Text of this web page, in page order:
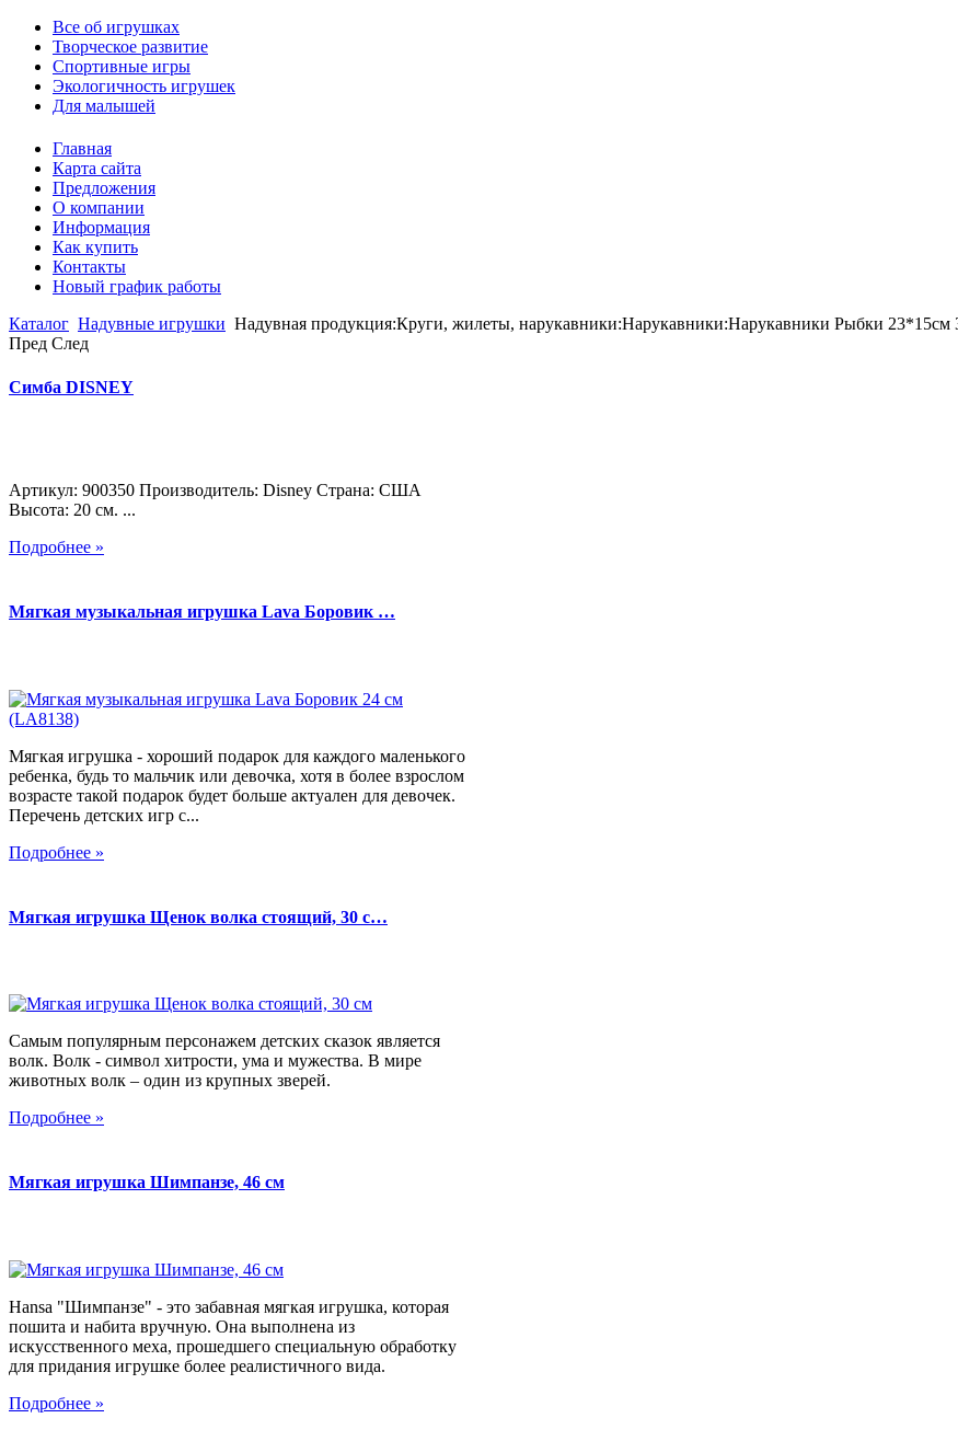
Все об игрушках
Творческое развитие
Спортивные игры
Экологичность игрушек
Для малышей
Главная
Карта сайта
Предложения
О компании
Информация
Как купить
Контакты
Новый график работы
Каталог Надувные игрушки Надувная продукция:Круги, жилеты, нарукавники:Нарукавники:Нарукавники Рыбки 23*15см
Пред След
Симба DISNEY
Артикул: 900350 Производитель: Disney Страна: США
Высота: 20 см. ...
Подробнее »
Мягкая музыкальная игрушка Lava Боровик …
Мягкая игрушка - хороший подарок для каждого маленького
ребенка, будь то мальчик или девочка, хотя в более взрослом
возрасте такой подарок будет больше актуален для девочек.
Перечень детских игр с...
Подробнее »
Мягкая игрушка Щенок волка стоящий, 30 с…
Самым популярным персонажем детских сказок является
волк. Волк - символ хитрости, ума и мужества. В мире
животных волк – один из крупных зверей.
Подробнее »
Мягкая игрушка Шимпанзе, 46 см
Hansa "Шимпанзе" - это забавная мягкая игрушка, которая
пошита и набита вручную. Она выполнена из
искусственного меха, прошедшего специальную обработку
для придания игрушке более реалистичного вида.
Подробнее »